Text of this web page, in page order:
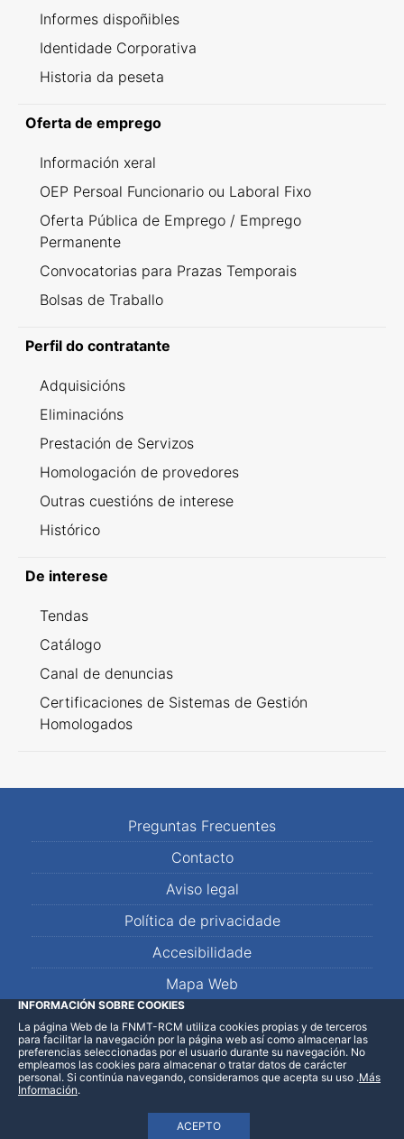
Informes dispoñibles
Identidade Corporativa
Historia da peseta
Oferta de emprego
Información xeral
OEP Persoal Funcionario ou Laboral Fixo
Oferta Pública de Emprego / Emprego
Permanente
Convocatorias para Prazas Temporais
Bolsas de Traballo
Perfil do contratante
Adquisicións
Eliminacións
Prestación de Servizos
Homologación de provedores
Outras cuestións de interese
Histórico
De interese
Tendas
Catálogo
Canal de denuncias
Certificaciones de Sistemas de Gestión
Homologados
Preguntas Frecuentes
Contacto
Aviso legal
Política de privacidade
Accesibilidade
Mapa Web
LinkedInFacebookWhatsApp
INFORMACIÓN SOBRE COOKIES
La página Web de la FNMT-RCM utiliza cookies propias y de terceros
para facilitar la navegación por la página web así como almacenar las
preferencias seleccionadas por el usuario durante su navegación. No
empleamos las cookies para almacenar o tratar datos de carácter
personal. Si continúa navegando, consideramos que acepta su uso
ACEPTO
.Más
Información.